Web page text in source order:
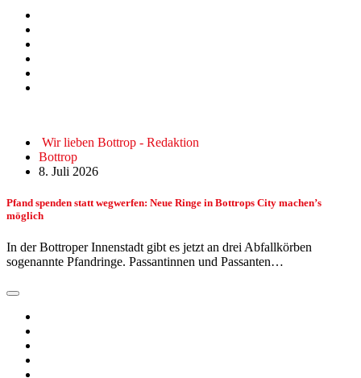
Wir lieben Bottrop - Redaktion
Bottrop
8. Juli 2026
Pfand spenden statt wegwerfen: Neue Ringe in Bottrops City machen’s
möglich
In der Bottroper Innenstadt gibt es jetzt an drei Abfallkörben
sogenannte Pfandringe. Passantinnen und Passanten…